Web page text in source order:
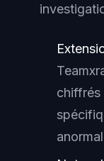
chiffrés